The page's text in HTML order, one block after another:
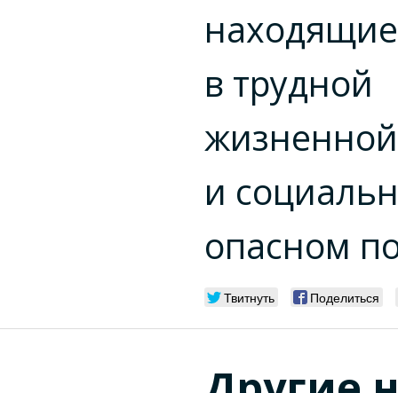
в трудной
и
опасном
Твитнуть Поделиться